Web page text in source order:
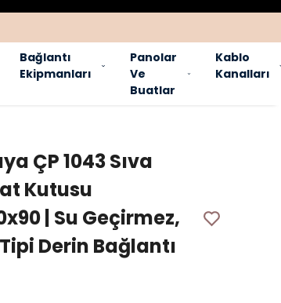
Bağlantı
Ekipmanları
Panolar
Ve
Buatlar
Kablo
Kanalları
ÇP 1043 Sıva
Kutusu
| Su Geçirmez,
Derin Bağlantı